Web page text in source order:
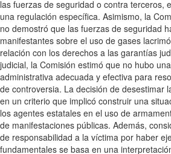
las fuerzas de seguridad o contra terceros,
una regulación específica. Asimismo, la
no demostró que las fuerzas de seguridad
manifestantes sobre el uso de gases
relación con los derechos a las garantías
judicial, la Comisión estimó que no hubo
administrativa adecuada y efectiva para
de controversia. La decisión de desestimar
en un criterio que implicó construir una
los agentes estatales en el uso de
de manifestaciones públicas. Además,
de responsabilidad a la víctima por haber
fundamentales se basa en una